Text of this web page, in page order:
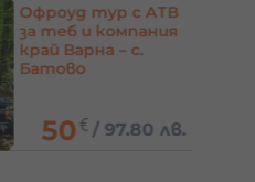
Офроуд тур с АТВ
за теб и компания
край Варна – с.
Батово
50€/ 97.80 лв.